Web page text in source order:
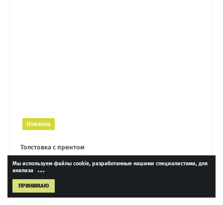
Новинка
Толстовка с принтом
3 990 ₽
Мы используем файлы cookie, разработанные нашими специалистами, для
анализа
...
ПРИНИМАЮ